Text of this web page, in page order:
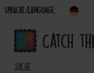
Sprache/Language: